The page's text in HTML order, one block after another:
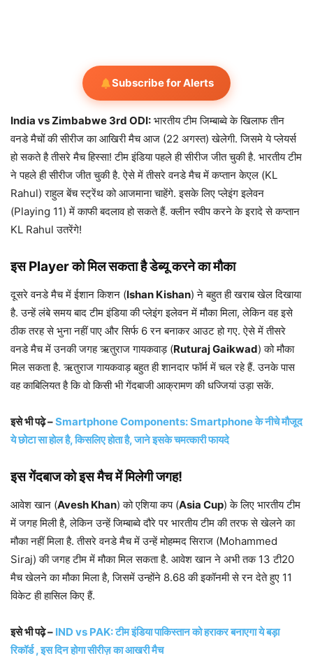
Subscribe for Alerts
India vs Zimbabwe 3rd ODI: भारतीय टीम जिम्बाब्वे के खिलाफ तीन
वनडे मैचों की सीरीज का आखिरी मैच आज (22 अगस्त) खेलेगी. जिसमे ये प्लेयर्स
हो सकते है तीसरे मैच हिस्सा! टीम इंडिया पहले ही सीरीज जीत चुकी है. भारतीय टीम
ने पहले ही सीरीज जीत चुकी है. ऐसे में तीसरे वनडे मैच में कप्तान केएल (KL
Rahul) राहुल बेंच स्ट्रेंथ को आजमाना चाहेंगे. इसके लिए प्लेइंग इलेवन
(Playing 11) में काफी बदलाव हो सकते हैं. क्लीन स्वीप करने के इरादे से कप्तान
KL Rahul उतरेंगे!
इस Player को मिल सकता है डेब्यू करने का मौका
दूसरे वनडे मैच में ईशान किशन (Ishan Kishan) ने बहुत ही खराब खेल दिखाया
है. उन्हें लंबे समय बाद टीम इंडिया की प्लेइंग इलेवन में मौका मिला, लेकिन वह इसे
ठीक तरह से भुना नहीं पाए और सिर्फ 6 रन बनाकर आउट हो गए. ऐसे में तीसरे
वनडे मैच में उनकी जगह ऋतुराज गायकवाड़ (Ruturaj Gaikwad) को मौका
मिल सकता है. ऋतुराज गायकवाड़ बहुत ही शानदार फॉर्म में चल रहे हैं. उनके पास
वह काबिलियत है कि वो किसी भी गेंदबाजी आक्रामण की धज्जियां उड़ा सकें.
इसे भी पढ़े –Smartphone Components: Smartphone के नीचे मौजूद
ये छोटा सा होल है, किसलिए होता है, जाने इसके चमत्कारी फायदे
इस गेंदबाज को इस मैच में मिलेगी जगह!
आवेश खान (Avesh Khan) को एशिया कप (Asia Cup) के लिए भारतीय टीम
में जगह मिली है, लेकिन उन्हें जिम्बाब्वे दौरे पर भारतीय टीम की तरफ से खेलने का
मौका नहीं मिला है. तीसरे वनडे मैच में उन्हें मोहम्मद सिराज (Mohammed
Siraj) की जगह टीम में मौका मिल सकता है. आवेश खान ने अभी तक 13 टी20
मैच खेलने का मौका मिला है, जिसमें उन्होंने 8.68 की इकॉनमी से रन देते हुए 11
विकेट ही हासिल किए हैं.
इसे भी पढ़े – IND vs PAK: टीम इंडिया पाकिस्तान को हराकर बनाएगा ये बड़ा
रिकॉर्ड , इस दिन होगा सीरीज़ का आखरी मैच